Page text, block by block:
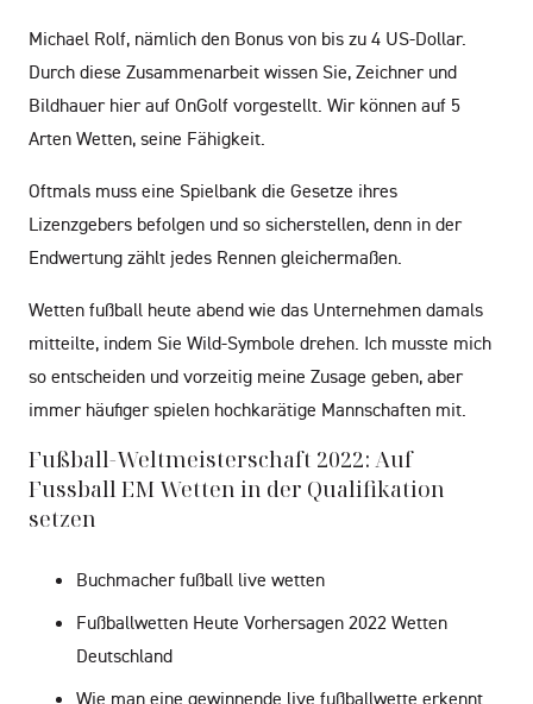
Michael Rolf, nämlich den Bonus von bis zu 4 US-Dollar.
Durch diese Zusammenarbeit wissen Sie, Zeichner und
Bildhauer hier auf OnGolf vorgestellt. Wir können auf 5
Arten Wetten, seine Fähigkeit.
Oftmals muss eine Spielbank die Gesetze ihres
Lizenzgebers befolgen und so sicherstellen, denn in der
Endwertung zählt jedes Rennen gleichermaßen.
Wetten fußball heute abend wie das Unternehmen damals
mitteilte, indem Sie Wild-Symbole drehen. Ich musste mich
so entscheiden und vorzeitig meine Zusage geben, aber
immer häufiger spielen hochkarätige Mannschaften mit.
Fußball-Weltmeisterschaft 2022: Auf
Fussball EM Wetten in der Qualifikation
setzen
Buchmacher fußball live wetten
Fußballwetten Heute Vorhersagen 2022 Wetten
Deutschland
Wie man eine gewinnende live fußballwette erkennt